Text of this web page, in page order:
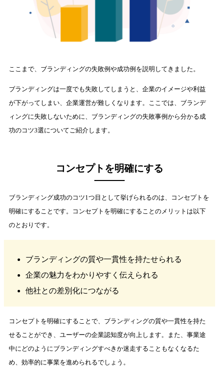
ここまで、ブランディングの失敗例や成功例を説明してきました。
ブランディングは一度でも失敗してしまうと、企業のイメージや利益
が下がってしまい、企業運営が難しくなります。ここでは、ブランデ
ィングに失敗しないために、ブランディングの失敗事例から分かる成
功のコツ3選についてご紹介します。
コンセプトを明確にする
ブランディング成功のコツ1つ目として挙げられるのは、コンセプトを
明確にすることです。コンセプトを明確にすることのメリットは以下
のとおりです。
ブランディングの質や一貫性を持たせられる
企業の魅力をわかりやすく伝えられる
他社との差別化につながる
コンセプトを明確にすることで、ブランディングの質や一貫性を持た
せることができ、ユーザーの企業認知度が向上します。また、事業途
中にどのようにブランディングすべきか迷走することもなくなるた
め、効率的に事業を進められるでしょう。